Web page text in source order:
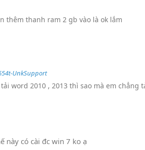
thêm thanh ram 2 gb vào là ok lắm
UnkSupport
word 2010 , 2013 thì sao mà em chẳng
này có cài đc win 7 ko ạ